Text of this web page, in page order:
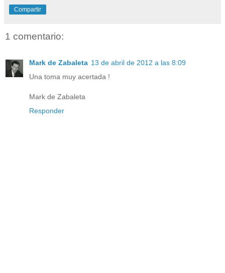
Compartir
1 comentario:
Mark de Zabaleta 13 de abril de 2012 a las 8:09
Una toma muy acertada !
Mark de Zabaleta
Responder